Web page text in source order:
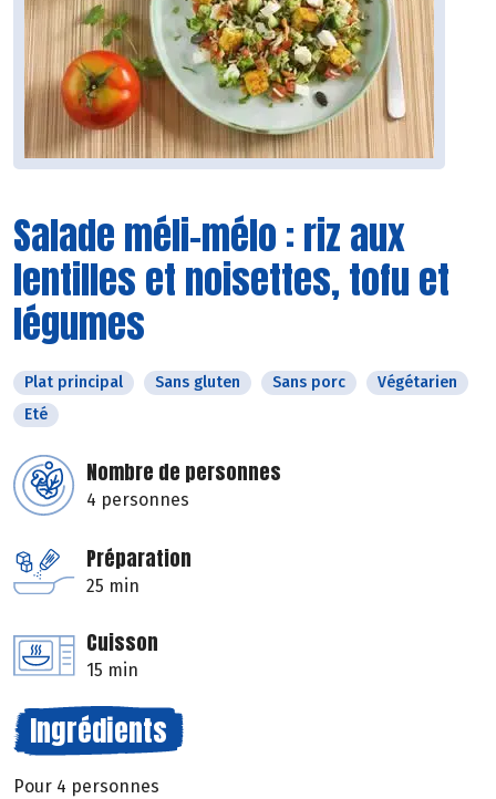
Salade méli-mélo : riz aux
lentilles et noisettes, tofu et
légumes
Plat principal Sans gluten Sans porc
Végétarien
Eté
Nombre de personnes
4 personnes
Préparation
25 min
Cuisson
15 min
Ingrédients
Pour 4 personnes